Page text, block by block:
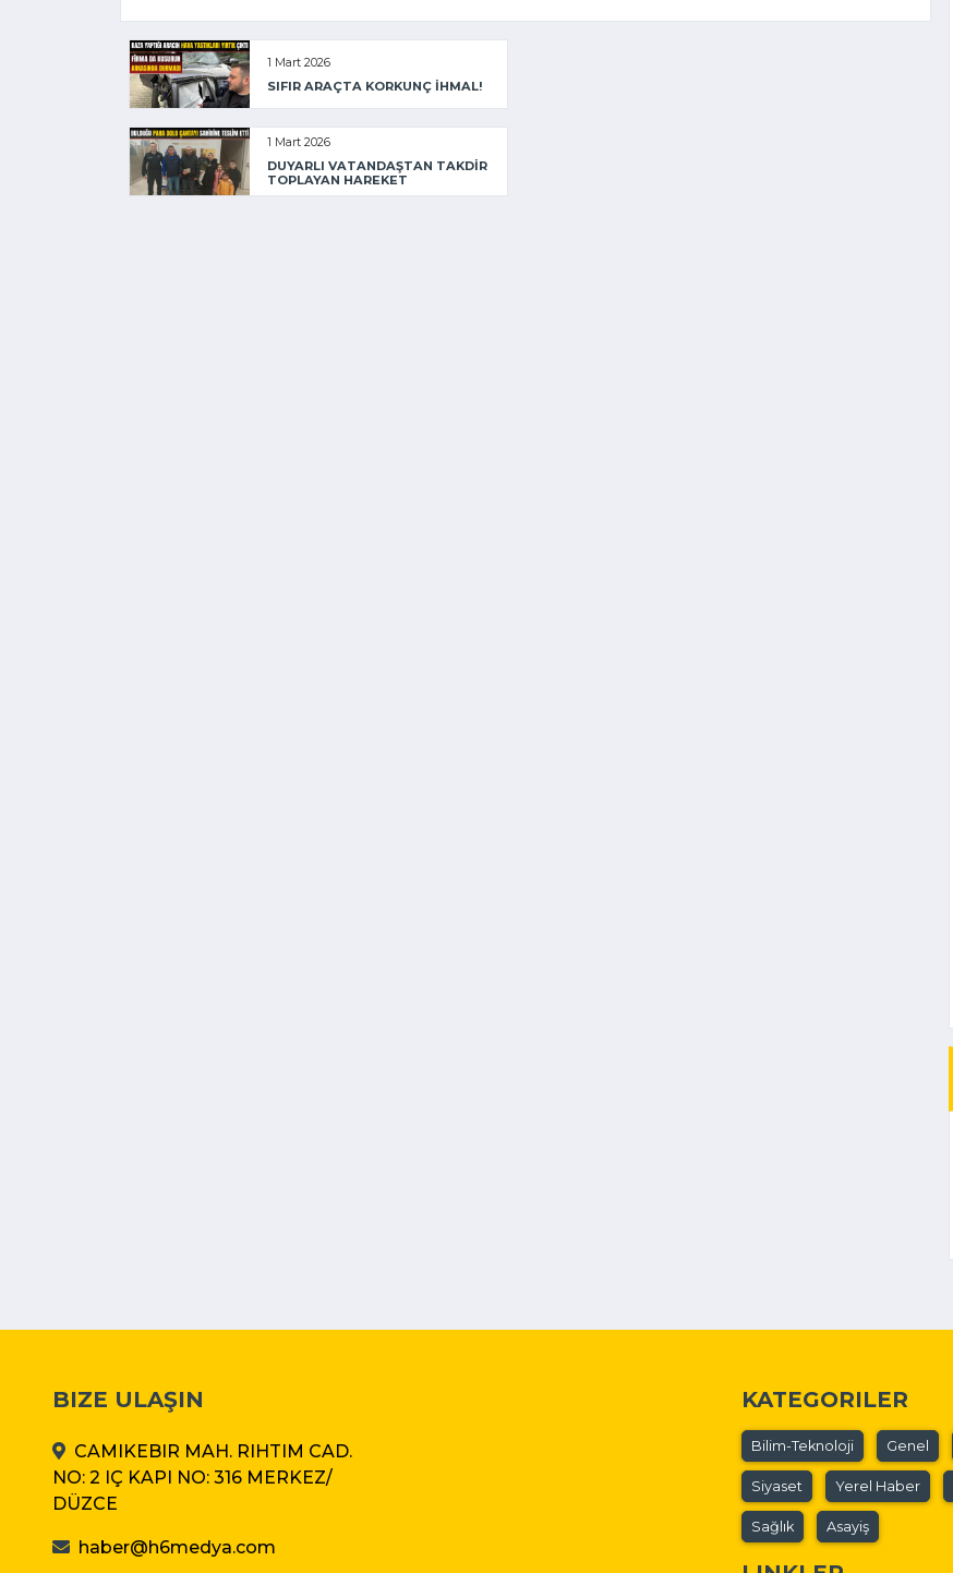
1 Mart 2026
SIFIR ARAÇTA KORKUNÇ İHMAL!
1 Mart 2026
DUYARLI VATANDAŞTAN TAKDİR
TOPLAYAN HAREKET
BIZE ULAŞIN
CAMIKEBIR MAH. RIHTIM CAD.
NO: 2 IÇ KAPI NO: 316 MERKEZ/
DÜZCE
haber@h6medya.com
KATEGORILER
Bilim-Teknoloji Genel
Siyaset Yerel Haber
Sağlık Asayiş